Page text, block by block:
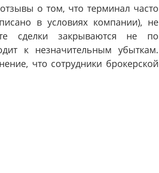
о том, что терминал часто
в условиях компании), не
сделки закрываются не по
к незначительным убыткам.
что сотрудники брокерской